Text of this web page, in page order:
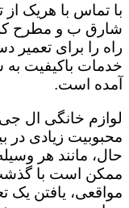
با تماس با هریک
شارق ب و مطرح
راه را برای تعمیر
خدمات باکیفیت به
آمده است.
لوازم خانگی ال جی
محبوبیت زیادی در
حال، مانند هر
ممکن است با
مواقعی، یافتن یک